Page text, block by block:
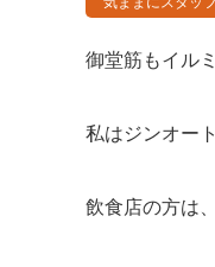
御堂筋もイル
私はジンオー
飲食店の方は